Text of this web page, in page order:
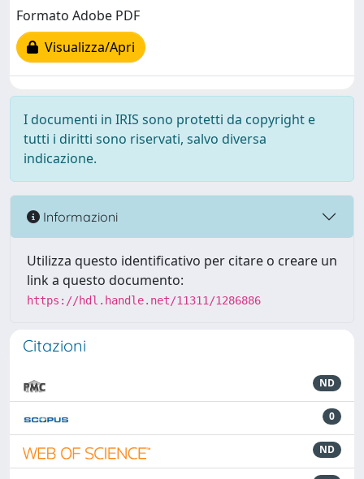
Formato Adobe PDF
Visualizza/Apri
I documenti in IRIS sono protetti da copyright e
tutti i diritti sono riservati, salvo diversa
indicazione.
Informazioni
Utilizza questo identificativo per citare o creare un
link a questo documento:
https://hdl.handle.net/11311/1286886
Citazioni
ND
0
ND